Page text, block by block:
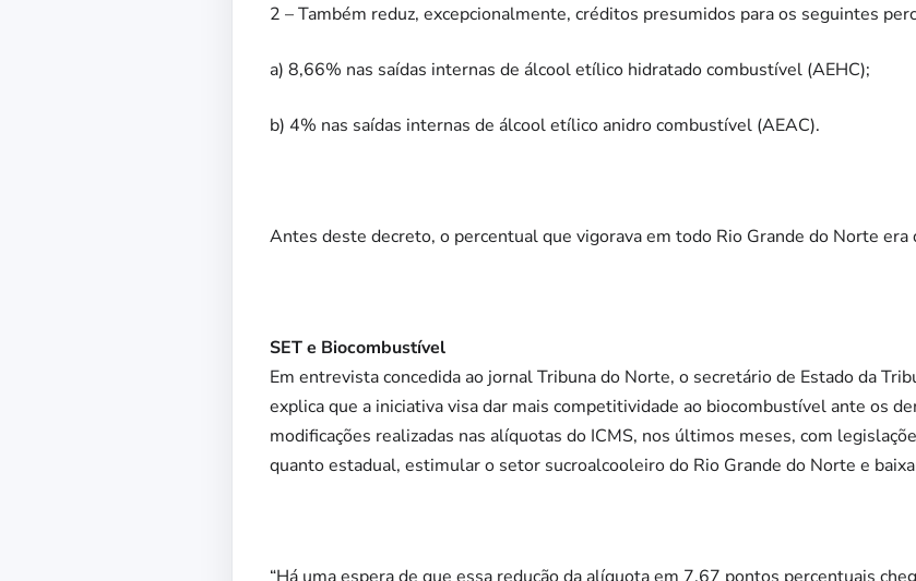
2 – Também reduz, excepcionalmente, créditos presumidos para os seguintes
a) 8,66% nas saídas internas de álcool etílico hidratado combustível (AEHC);
b) 4% nas saídas internas de álcool etílico anidro combustível (AEAC).
Antes deste decreto, o percentual que vigorava em todo Rio Grande do Norte era
SET e Biocombustível
Em entrevista concedida ao jornal Tribuna do Norte, o secretário de Estado da
explica que a iniciativa visa dar mais competitividade ao biocombustível ante os
modificações realizadas nas alíquotas do ICMS, nos últimos meses, com
quanto estadual, estimular o setor sucroalcooleiro do Rio Grande do Norte e